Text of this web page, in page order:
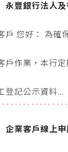
永豐銀行法人
通知
戶 您好： 為確
戶作業，本行
登記公示資料...
企業客戶線上